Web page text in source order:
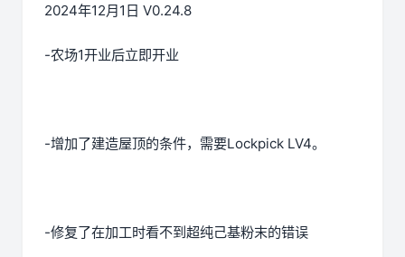
2024年12月1日 V0.24.8
-农场1开业后立即开业
-增加了建造屋顶的条件，需要Lockpick LV4。
-修复了在加工时看不到超纯己基粉末的错误